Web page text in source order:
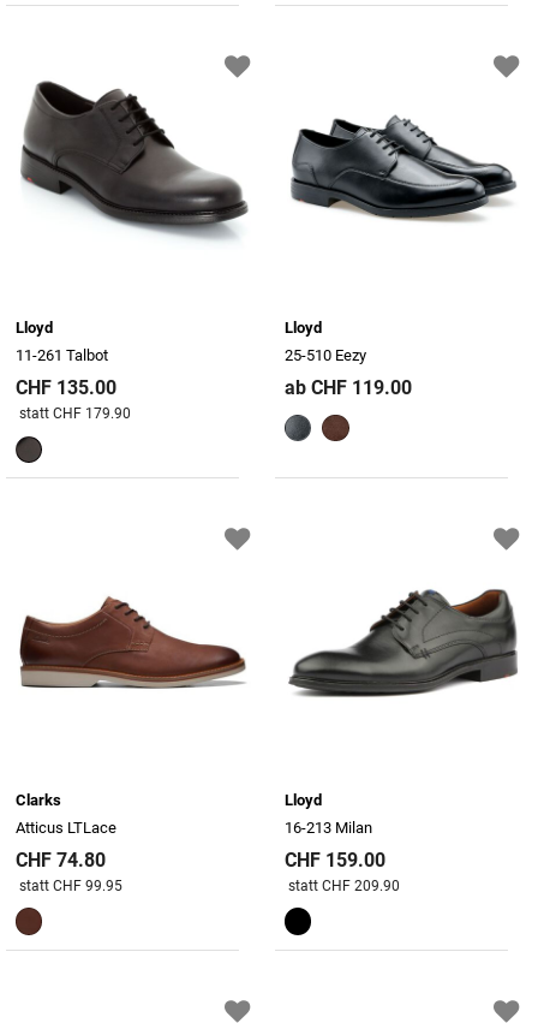
Lloyd
11-261 Talbot
CHF 135.00
Preis reduziert von
statt CHF 179.90
Lloyd
25-510 Eezy
ab CHF 119.00
Clarks
Atticus LTLace
CHF 74.80
Preis reduziert von
statt CHF 99.95An
Lloyd
16-213 Milan
CHF 159.00
Preis reduziert von
statt CHF 209.90